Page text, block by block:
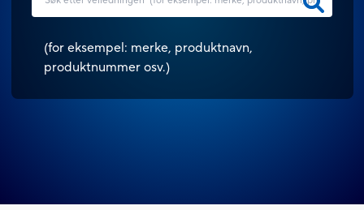
(for eksempel: merke, produktnavn,
produktnummer osv.)